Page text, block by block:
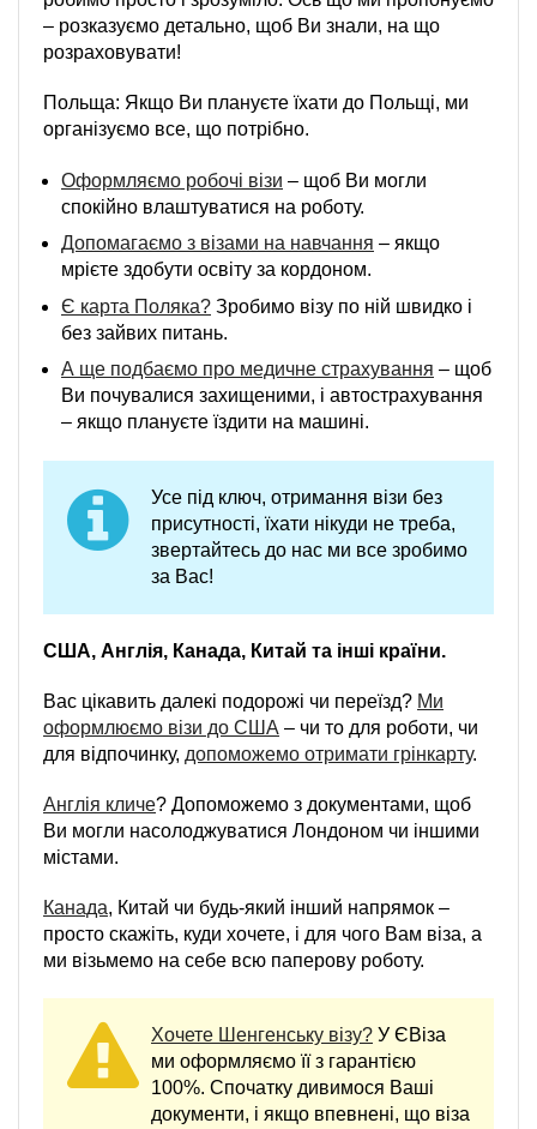
– розказуємо детально, щоб Ви знали, на що
розраховувати!
Польща: Якщо Ви плануєте їхати до Польщі, ми
організуємо все, що потрібно.
Оформляємо робочі візи – щоб Ви могли
спокійно влаштуватися на роботу.
Допомагаємо з візами на навчання – якщо
мрієте здобути освіту за кордоном.
Є карта Поляка? Зробимо візу по ній швидко і
без зайвих питань.
А ще подбаємо про медичне страхування – щоб
Ви почувалися захищеними, і автострахування
– якщо плануєте їздити на машині.
Усе під ключ, отримання візи без
присутності, їхати нікуди не треба,
звертайтесь до нас ми все зробимо
за Вас!
США, Англія, Канада, Китай та інші країни.
Вас цікавить далекі подорожі чи переїзд? Ми
оформлюємо візи до США – чи то для роботи, чи
для відпочинку, допоможемо отримати грінкарту.
Англія кличе? Допоможемо з документами, щоб
Ви могли насолоджуватися Лондоном чи іншими
містами.
Канада, Китай чи будь-який інший напрямок –
просто скажіть, куди хочете, і для чого Вам віза, а
ми візьмемо на себе всю паперову роботу.
Хочете Шенгенську візу? У ЄВіза
ми оформляємо її з гарантією
100%. Спочатку дивимося Ваші
документи, і якщо впевнені, що віза